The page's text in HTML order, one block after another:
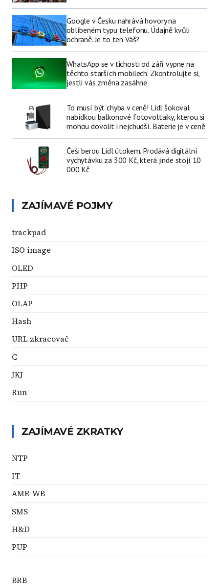
Google v Česku nahrává hovory na
oblíbeném typu telefonu. Údajně kvůli
ochraně. Je to ten Váš?
WhatsApp se v tichosti od září vypne na
těchto starších mobilech. Zkontrolujte si,
jestli vás změna zasáhne
To musí být chyba v ceně! Lidl šokoval
nabídkou balkonové fotovoltaiky, kterou si
mohou dovolit i nejchudší. Baterie je v ceně
Češi berou Lidl útokem. Prodává digitální
vychytávku za 300 Kč, která jinde stojí 10
000 Kč
ZAJÍMAVÉ POJMY
trackpad
ISO image
OLED
PHP
OLAP
Hash
URL zkracovač
C
JKJ
Run
ZAJÍMAVÉ ZKRATKY
NTP
IT
AMR-WB
SMS
H&D
PUP
BRB